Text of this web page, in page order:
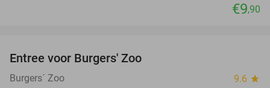
€9,90
Entree voor Burgers' Zoo
Burgers´ Zoo 9.6 star